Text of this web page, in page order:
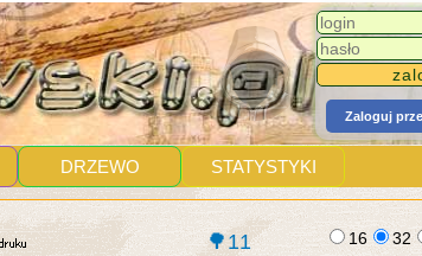
Zaloguj
DRZEWO STATYSTYKI
🌳11 16 32